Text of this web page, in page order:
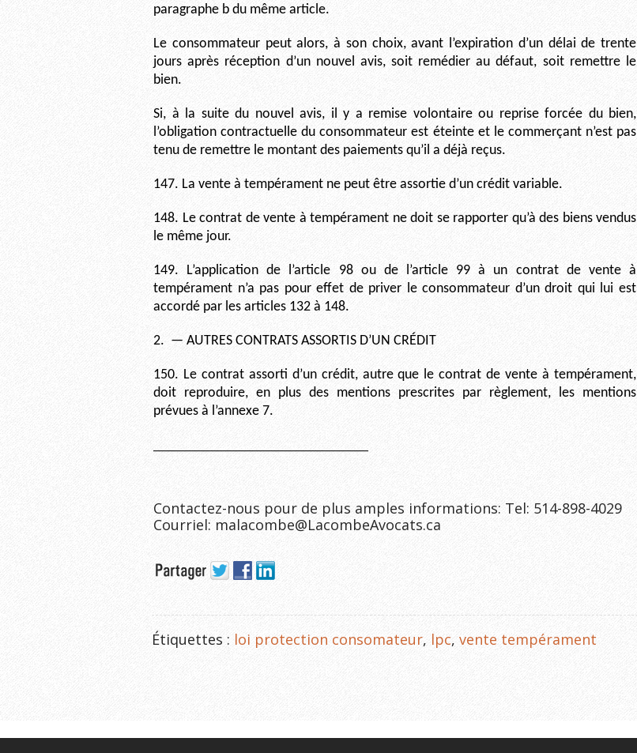
paragraphe b du même article.
Le consommateur peut alors, à son choix, avant l’expiration d’un délai de trente
jours après réception d’un nouvel avis, soit remédier au défaut, soit remettre le
bien.
Si, à la suite du nouvel avis, il y a remise volontaire ou reprise forcée du bien,
l’obligation contractuelle du consommateur est éteinte et le commerçant n’est pas
tenu de remettre le montant des paiements qu’il a déjà reçus.
147. La vente à tempérament ne peut être assortie d’un crédit variable.
148. Le contrat de vente à tempérament ne doit se rapporter qu’à des biens vendus
le même jour.
149. L’application de l’article 98 ou de l’article 99 à un contrat de vente à
tempérament n’a pas pour effet de priver le consommateur d’un droit qui lui est
accordé par les articles 132 à 148.
2. — AUTRES CONTRATS ASSORTIS D’UN CRÉDIT
150. Le contrat assorti d’un crédit, autre que le contrat de vente à tempérament,
doit reproduire, en plus des mentions prescrites par règlement, les mentions
prévues à l’annexe 7.
Contactez-nous pour de plus amples informations: Tel: 514-898-4029
Courriel: malacombe@LacombeAvocats.ca
Étiquettes : loi protection consomateur, lpc, vente tempérament